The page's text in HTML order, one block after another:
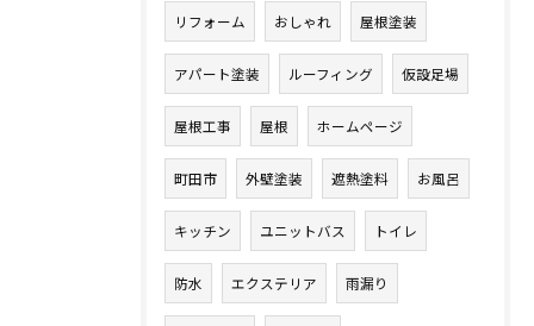
リフォーム おしゃれ 屋根塗装
アパート塗装 ルーフィング 仮設足場
屋根工事 屋根 ホームページ
町田市 外壁塗装 遮熱塗料 お風呂
キッチン ユニットバス トイレ
防水 エクステリア 雨漏り